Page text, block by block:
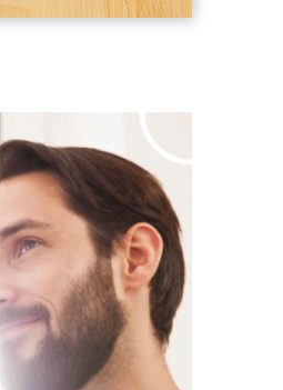
круглогодично.
ТЦ *Капитолий* (г.
ходит каждые 5-10 минут
все автобусы и
такси). Также есть
выделить переднюю
участка (10-15
последующей продажи!
собственник более
обременений.Звоните,